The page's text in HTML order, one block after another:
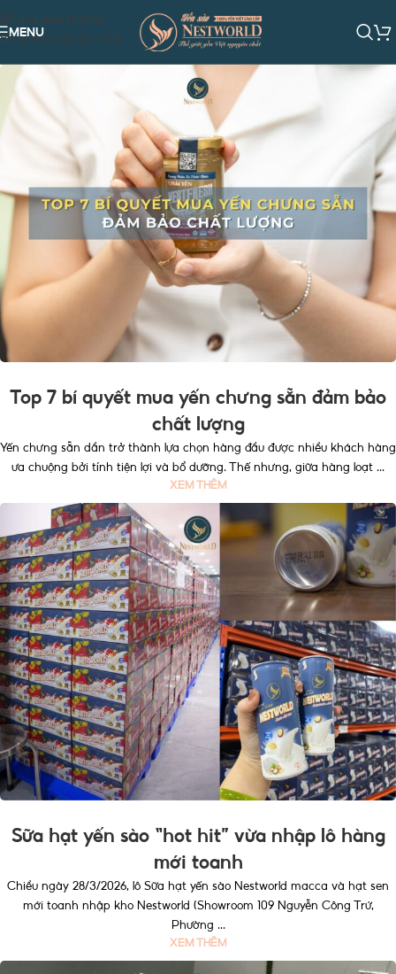
Bỏ qua điều hướng
Bỏ qua nội dung chính
MENU
Top 7 bí quyết mua yến chưng sẵn đảm bảo
chất lượng
Yến chưng sẵn dần trở thành lựa chọn hàng đầu được nhiều khách hàng
ưa chuộng bởi tính tiện lợi và bổ dưỡng. Thế nhưng, giữa hàng loạt ...
XEM THÊM
Sữa hạt yến sào “hot hit” vừa nhập lô hàng
mới toanh
Chiều ngày 28/3/2026, lô Sữa hạt yến sào Nestworld macca và hạt sen
mới toanh nhập kho Nestworld (Showroom 109 Nguyễn Công Trứ,
Phường ...
XEM THÊM